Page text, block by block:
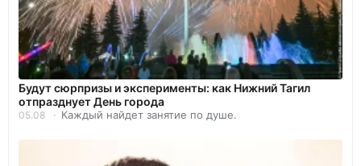
Будут сюрпризы и эксперименты: как Нижний Тагил
отпразднует День города
05.08 Каждый найдет занятие по душе.